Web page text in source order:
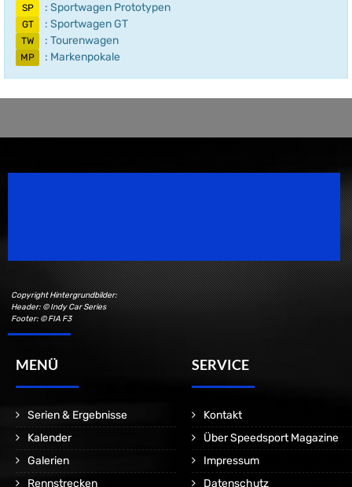
SP : Sportwagen Prototypen
GT : Sportwagen GT
TW : Tourenwagen
MP : Markenpokale
Copyright Hintergrundbilder:
Header: © Indy Car Series
Footer: © FIA F3
MENÜ
Serien & Ergebnisse
Kalender
Galerien
Rennstrecken
SERVICE
Kontakt
Über Speedsport Magazine
Impressum
Datenschutz